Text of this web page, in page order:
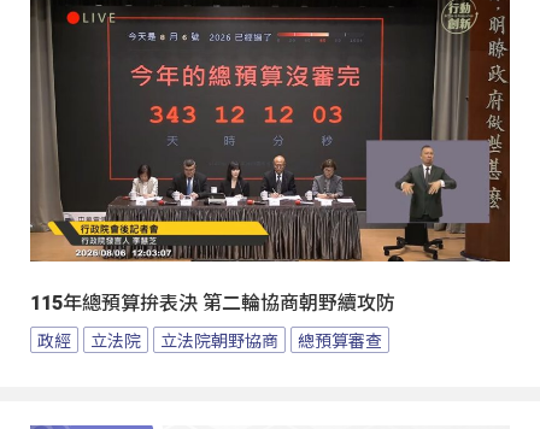
115年總預算拚表決 第二輪協商朝野續攻防
政經 立法院 立法院朝野協商 總預算審查